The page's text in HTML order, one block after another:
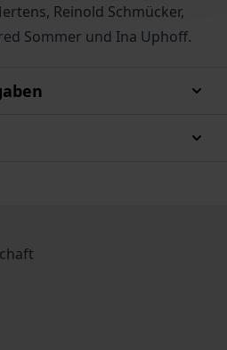
Reinold Schmücker,
Sommer und Ina Uphoff.